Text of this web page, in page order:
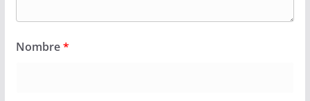
Nombre*